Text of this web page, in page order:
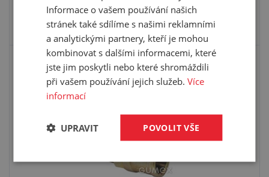
VYBRAT VARIANTU
KAMLOK BETON - SPOJKA S VNĚJŠÍM
ZÁVITEM
Informace o vašem používání našich
stránek také sdílíme s našimi reklamními
a analytickými partnery, kteří je mohou
kombinovat s dalšími informacemi, které
jste jim poskytli nebo které shromáždili
při vašem používání jejich služeb.Více
informací
POVOLIT VŠE
UPRAVIT